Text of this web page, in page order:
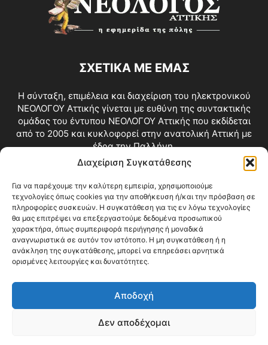
Διαχείριση Συγκατάθεσης
Για να παρέχουμε την καλύτερη εμπειρία, χρησιμοποιούμε
τεχνολογίες όπως cookies για την αποθήκευση ή/και την πρόσβαση σε
πληροφορίες συσκευών. Η συγκατάθεση για τις εν λόγω τεχνολογίες
θα μας επιτρέψει να επεξεργαστούμε δεδομένα προσωπικού
χαρακτήρα, όπως συμπεριφορά περιήγησης ή μοναδικά
αναγνωριστικά σε αυτόν τον ιστότοπο. Η μη συγκατάθεση ή η
ανάκληση της συγκατάθεσης, μπορεί να επηρεάσει αρνητικά
ορισμένες λειτουργίες και δυνατότητες.
Αποδοχή
Δεν αποδέχομαι
ΣΧΕΤΙΚΑ ΜΕ ΕΜΑΣ
Η σύνταξη, επιμέλεια και διαχείριση του ηλεκτρονικού
ΝΕΟΛΟΓΟΥ Αττικής γίνεται με ευθύνη της συντακτικής
ομάδας του έντυπου ΝΕΟΛΟΓΟΥ Αττικής που εκδίδεται
από το 2005 και κυκλοφορεί στην ανατολική Αττική με
έδρα την Παλλήνη.
Επικοινωνία:info@neologosattikis.gr
ΑΚΟΛΟΥΘΗΣΕ ΜΑΣ
Videos Όροι Χρήσης